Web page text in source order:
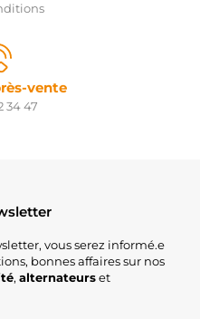
vente
34 47
vous serez informé.e
bonnes affaires sur nos
, alternateurset